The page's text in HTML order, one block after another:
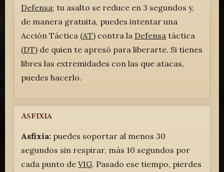
Defensa; tu asalto se reduce en 3 segundos y,
de manera gratuita, puedes intentar una
Acción Táctica (AT) contra la Defensa táctica
(DT) de quien te apresó para liberarte. Si tienes
libres las extremidades con las que atacas,
puedes hacerlo.
Asfixia
Asfixia:puedes soportar al menos 30
segundos sin respirar, más 10 segundos por
cada punto de VIG. Pasado ese tiempo, pierdes